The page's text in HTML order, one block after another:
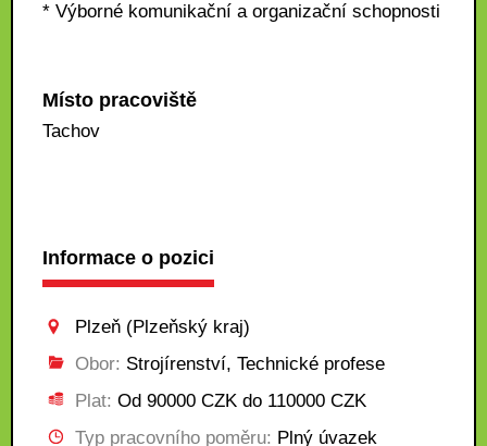
* Výborné komunikační a organizační schopnosti
Místo pracoviště
Tachov
Informace o pozici
Plzeň (Plzeňský kraj)
Obor: Strojírenství, Technické profese
Plat: Od 90000 CZK do 110000 CZK
Typ pracovního poměru: Plný úvazek